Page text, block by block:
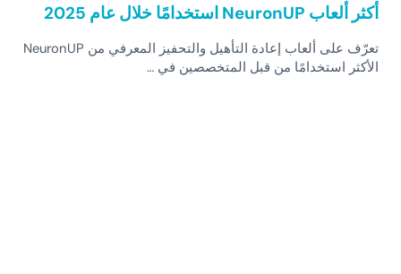
أكثر ألعاب NeuronUP استخدامًا خلال عام 2025
تعرّف على ألعاب إعادة التأهيل والتحفيز المعرفي من NeuronUP
الأكثر استخدامًا من قبل المتخصصين في …